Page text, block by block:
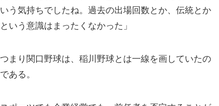
いう気持ちでしたね。過去の出場回数とか、伝統とか
という意識はまったくなかった」
つまり関口野球は、稲川野球とは一線を画していたの
である。